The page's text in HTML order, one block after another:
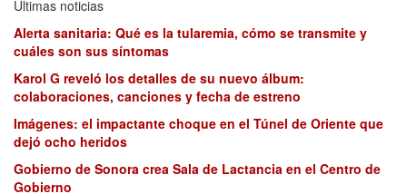
Últimas noticias
Alerta sanitaria: Qué es la tularemia, cómo se transmite y
cuáles son sus síntomas
Karol G reveló los detalles de su nuevo álbum:
colaboraciones, canciones y fecha de estreno
Imágenes: el impactante choque en el Túnel de Oriente que
dejó ocho heridos
Gobierno de Sonora crea Sala de Lactancia en el Centro de
Gobierno